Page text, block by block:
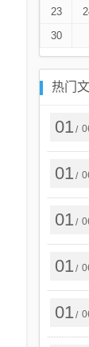
23
30
热门
01 /
01 /
01 /
01 /
01 /